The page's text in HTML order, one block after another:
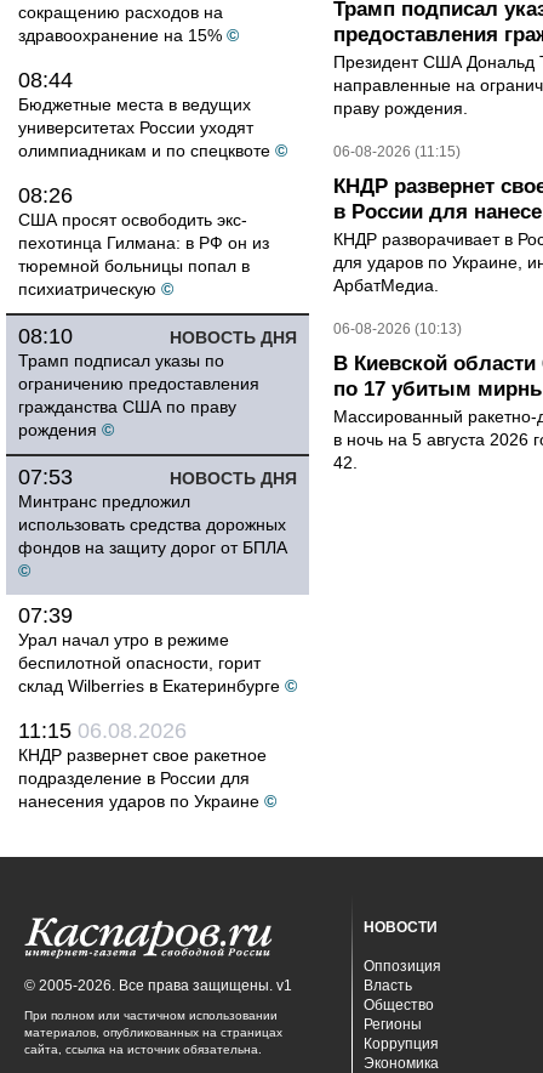
сокращению расходов на
здравоохранение на 15% ©
08:44
Бюджетные места в ведущих
университетах России уходят
олимпиадникам и по спецквоте ©
08:26
США просят освободить экс-
пехотинца Гилмана: в РФ он из
тюремной больницы попал в
психиатрическую ©
НОВОСТЬ ДНЯ
08:10
Трамп подписал указы по
ограничению предоставления
гражданства США по праву
рождения ©
НОВОСТЬ ДНЯ
07:53
Минтранс предложил
использовать средства дорожных
фондов на защиту дорог от БПЛА
©
07:39
Урал начал утро в режиме
беспилотной опасности, горит
склад Wilberries в Екатеринбурге ©
11:15 06.08.2026
КНДР развернет свое ракетное
подразделение в России для
нанесения ударов по Украине ©
Трамп подписал
предоставления
Президент США Дональд
направленные на
праву рождения.
06-08-2026 (11:15)
КНДР развернет
в России для
КНДР разворачивает в
для ударов по Украине,
АрбатМедиа.
06-08-2026 (10:13)
В Киевской
по 17 убитым
Массированный ракетно-
в ночь на 5 августа 2026
42.
© 2005-2026. Все права защищены. v1
При полном или частичном использовании
материалов, опубликованных на страницах
сайта, ссылка на источник обязательна.
НОВОСТИ
Оппозиция
Власть
Общество
Регионы
Коррупция
Экономика